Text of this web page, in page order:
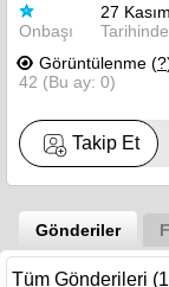
Onbaşı
27
Tarihinde
Görüntülenme (?
42 (Bu ay: 0)
Takip Et
Gönderiler